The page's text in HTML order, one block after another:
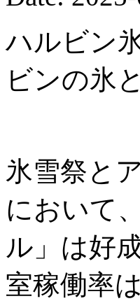
ハルビン
ビンの氷
氷雪祭と
において
ル」は好
室稼働率